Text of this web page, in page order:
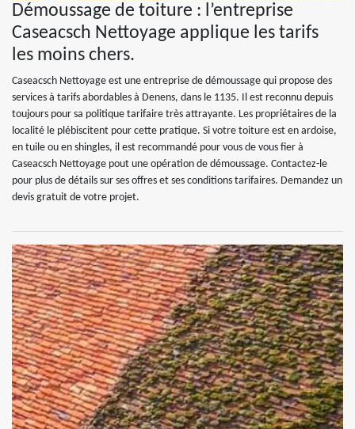
Démoussage de toiture : l’entreprise
Caseacsch Nettoyage applique les tarifs
les moins chers.
Caseacsch Nettoyage est une entreprise de démoussage qui propose des
services à tarifs abordables à Denens, dans le 1135. Il est reconnu depuis
toujours pour sa politique tarifaire très attrayante. Les propriétaires de la
localité le plébiscitent pour cette pratique. Si votre toiture est en ardoise,
en tuile ou en shingles, il est recommandé pour vous de vous fier à
Caseacsch Nettoyage pout une opération de démoussage. Contactez-le
pour plus de détails sur ses offres et ses conditions tarifaires. Demandez un
devis gratuit de votre projet.